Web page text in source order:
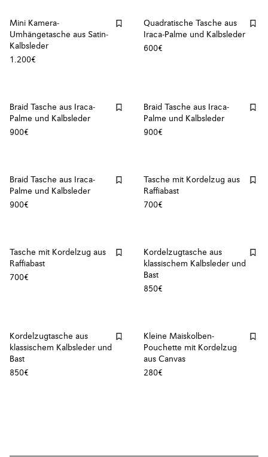
Mini Kamera-
Umhängetasche aus Satin-
Kalbsleder
1.200€
Quadratische Tasche aus
Iraca-Palme und Kalbsleder
600€
Braid Tasche aus Iraca-
Palme und Kalbsleder
900€
Braid Tasche aus Iraca-
Palme und Kalbsleder
900€
Braid Tasche aus Iraca-
Palme und Kalbsleder
900€
Tasche mit Kordelzug aus
Raffiabast
700€
Tasche mit Kordelzug aus
Raffiabast
700€
Kordelzugtasche aus
klassischem Kalbsleder und
Bast
850€
Kordelzugtasche aus
klassischem Kalbsleder und
Bast
850€
Kleine Maiskolben-
Pouchette mit Kordelzug
aus Canvas
280€